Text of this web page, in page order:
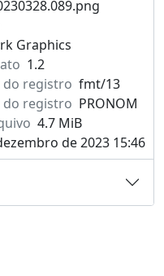
Graphics
1.2
do registro fmt/13
do registro PRONOM
4.7 MiB
de 2023 15:46